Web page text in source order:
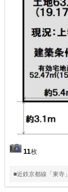
11枚
■近鉄京都線「東寺